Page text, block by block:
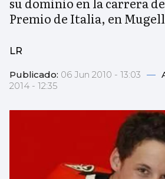
Premio de Italia, en
LR
Publicado: 06 Jun 2010 - 13:03 —
2014 - 12:35